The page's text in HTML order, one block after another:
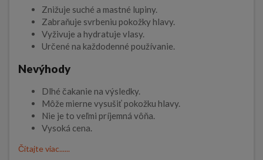
Znižuje suché a mastné lupiny.
Zabraňuje svrbeniu pokožky hlavy.
Vyživuje a hydratuje vlasy.
Určené na každodenné používanie.
Nevýhody
Dlhé čakanie na výsledky.
Môže mierne vysušiť pokožku hlavy.
Nie je to veľmi príjemná vôňa.
Vysoká cena.
Čítajte viac......